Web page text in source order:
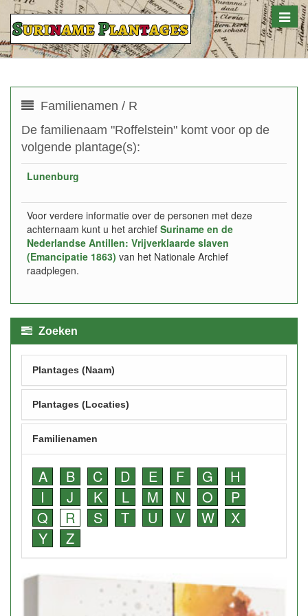
Toggle
Familienamen / R
De familienaam "Roffelstein" komt voor op de
volgende plantage(s):
Lunenburg
Voor verdere informatie over de personen met deze
achternaam kunt u het archief Suriname en de
Nederlandse Antillen: Vrijverklaarde slaven
(Emancipatie 1863) van het Nationale Archief
raadplegen.
Zoeken
Plantages (Naam)
Plantages (Locaties)
Familienamen
A B C D E F G
H
I
J K L M N O
P
Q
R S T U V W
X
Y
Z